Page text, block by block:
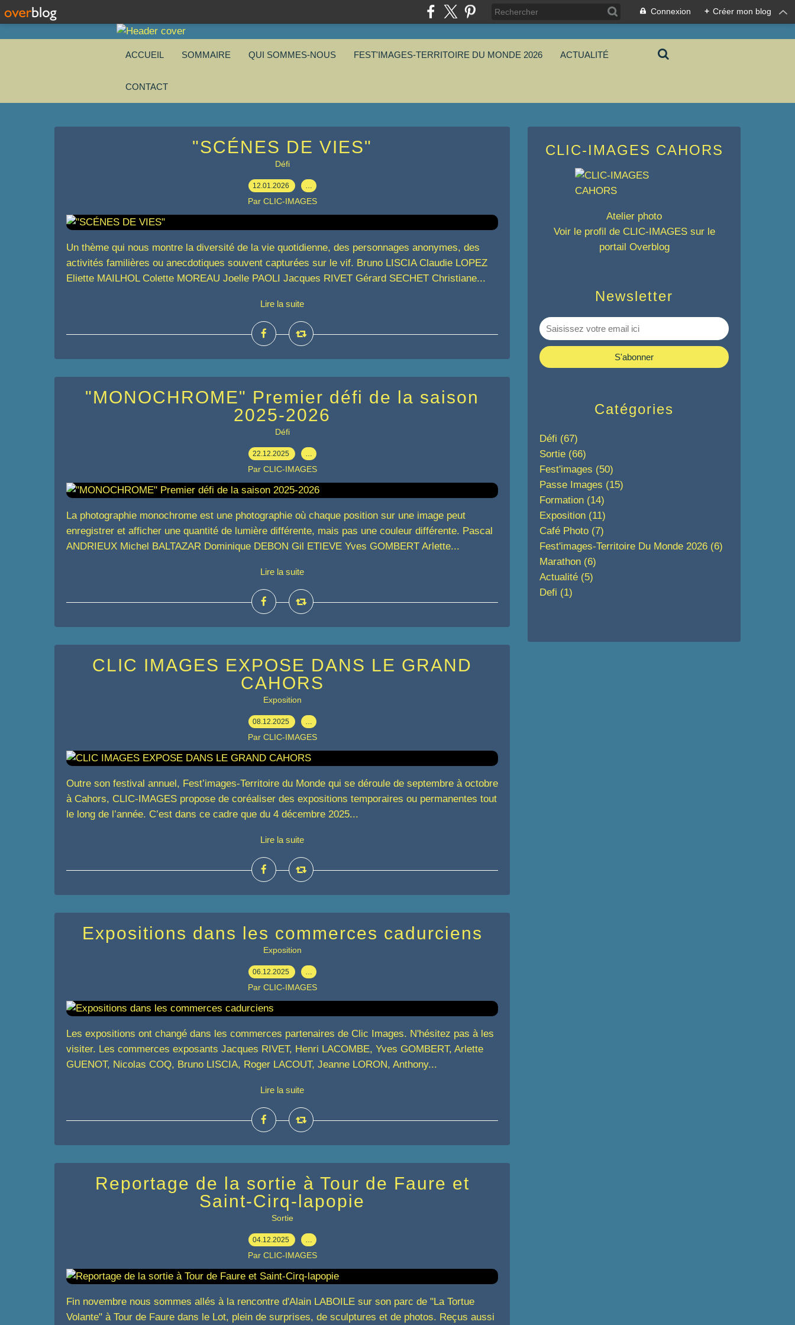
Connexion + Créer mon blog
ACCUEIL SOMMAIRE QUI SOMMES-NOUS FEST'IMAGES-TERRITOIRE DU MONDE 2026 ACTUALITÉ
CONTACT
"SCÉNES DE VIES"
Défi
12.01.2026 …
Par CLIC-IMAGES
Un thème qui nous montre la diversité de la vie quotidienne, des personnages anonymes, des
activités familières ou anecdotiques souvent capturées sur le vif. Bruno LISCIA Claudie LOPEZ
Eliette MAILHOL Colette MOREAU Joelle PAOLI Jacques RIVET Gérard SECHET Christiane...
Lire la suite
"MONOCHROME" Premier défi de la saison
2025-2026
Défi
22.12.2025 …
Par CLIC-IMAGES
La photographie monochrome est une photographie où chaque position sur une image peut
enregistrer et afficher une quantité de lumière différente, mais pas une couleur différente. Pascal
ANDRIEUX Michel BALTAZAR Dominique DEBON Gil ETIEVE Yves GOMBERT Arlette...
Lire la suite
CLIC IMAGES EXPOSE DANS LE GRAND
CAHORS
Exposition
08.12.2025 …
Par CLIC-IMAGES
Outre son festival annuel, Fest’images-Territoire du Monde qui se déroule de septembre à octobre
à Cahors, CLIC-IMAGES propose de coréaliser des expositions temporaires ou permanentes tout
le long de l’année. C’est dans ce cadre que du 4 décembre 2025...
Lire la suite
Expositions dans les commerces cadurciens
Exposition
06.12.2025 …
Par CLIC-IMAGES
Les expositions ont changé dans les commerces partenaires de Clic Images. N'hésitez pas à les
visiter. Les commerces exposants Jacques RIVET, Henri LACOMBE, Yves GOMBERT, Arlette
GUENOT, Nicolas COQ, Bruno LISCIA, Roger LACOUT, Jeanne LORON, Anthony...
Lire la suite
Reportage de la sortie à Tour de Faure et
Saint-Cirq-lapopie
Sortie
04.12.2025 …
Par CLIC-IMAGES
Fin novembre nous sommes allés à la rencontre d'Alain LABOILE sur son parc de "La Tortue
Volante" à Tour de Faure dans le Lot, plein de surprises, de sculptures et de photos. Reçus aussi
Newsletter
Catégories
Défi (67)
Sortie (66)
Fest'images (50)
Passe Images (15)
Formation (14)
Exposition (11)
Café Photo (7)
Fest'images-Territoire Du Monde 2026 (6)
Marathon (6)
Actualité (5)
Defi (1)
CLIC-IMAGES CAHORS
Atelier photo
Voir le profil de CLIC-IMAGESsur le
portail Overblog